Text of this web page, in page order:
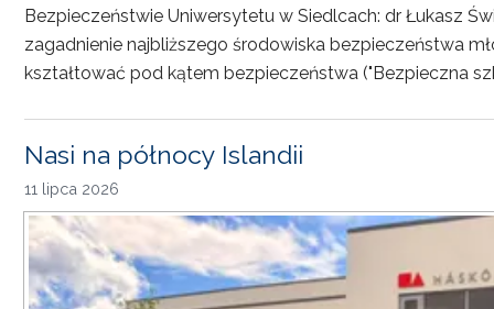
Bezpieczeństwie Uniwersytetu w Siedlcach: dr Łukasz
zagadnienie najbliższego środowiska bezpieczeństwa
kształtować pod kątem bezpieczeństwa ("Bezpieczna
Nasi na północy Islandii
11 lipca 2026